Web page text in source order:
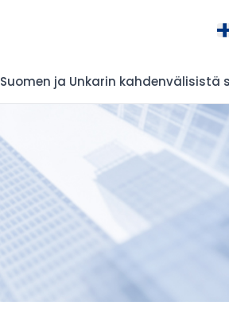
Suomen ja Unkarin kahdenvälisistä